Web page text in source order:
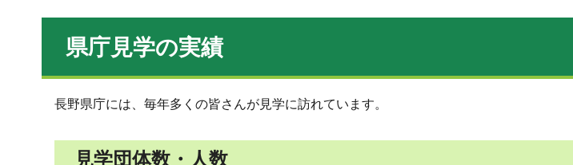
県庁見学の実績
長野県庁には、毎年多くの皆さんが見学に訪れています。
見学団体数・人数